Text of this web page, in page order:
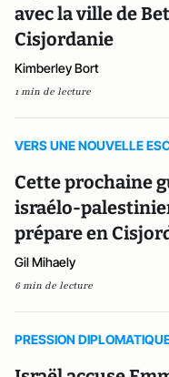
avec la ville de
Cisjordanie
Kimberley Bort
1 min de lecture
VERS UNE NOUVELLE
Cette prochaine
israélo-
prépare en
Gil Mihaely
6 min de lecture
PRESSION